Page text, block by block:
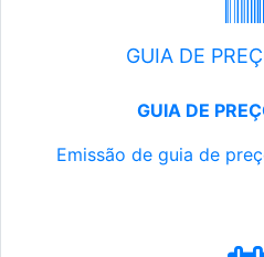
GUIA DE
GUIA DE
Emissão de guia de